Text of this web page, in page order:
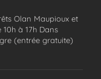
Olan Maupioux et
à 17h Dans
(entrée gratuite)